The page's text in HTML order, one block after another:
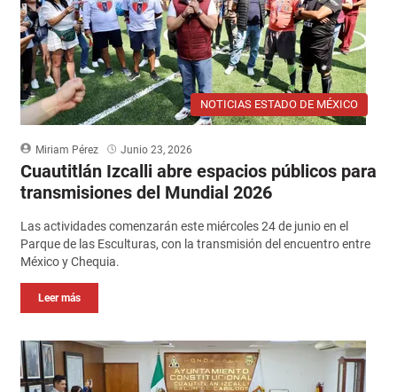
NOTICIAS ESTADO DE MÉXICO
Miriam Pérez Junio 23, 2026
Cuautitlán Izcalli abre espacios públicos para
transmisiones del Mundial 2026
Las actividades comenzarán este miércoles 24 de junio en el
Parque de las Esculturas, con la transmisión del encuentro entre
México y Chequia.
Leer más